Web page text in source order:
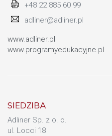
+48 22 885 60 99
adliner@adliner.pl
www.adliner.pl
www.programyedukacyjne.pl
SIEDZIBA
Adliner Sp. z o. o.
ul. Locci 18